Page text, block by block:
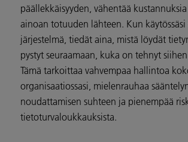
päällekkäisyyden, vähentää
ainoan totuuden lähteen. Kun
järjestelmä, tiedät aina, mistä löydät
pystyt seuraamaan, kuka on tehnyt
Tämä tarkoittaa vahvempaa hallintoa
organisaatiossasi, mielenrauhaa
noudattamisen suhteen ja pienempää
tietoturvaloukkauksista.